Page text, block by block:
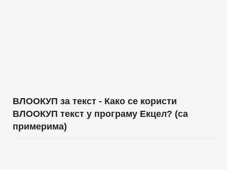
ВЛООКУП за текст - Како се користи
ВЛООКУП текст у програму Екцел? (са
примерима)